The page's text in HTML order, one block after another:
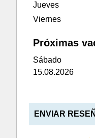
Jueves
Viernes
Próximas
Sábado
15.08.2026
ENVIAR